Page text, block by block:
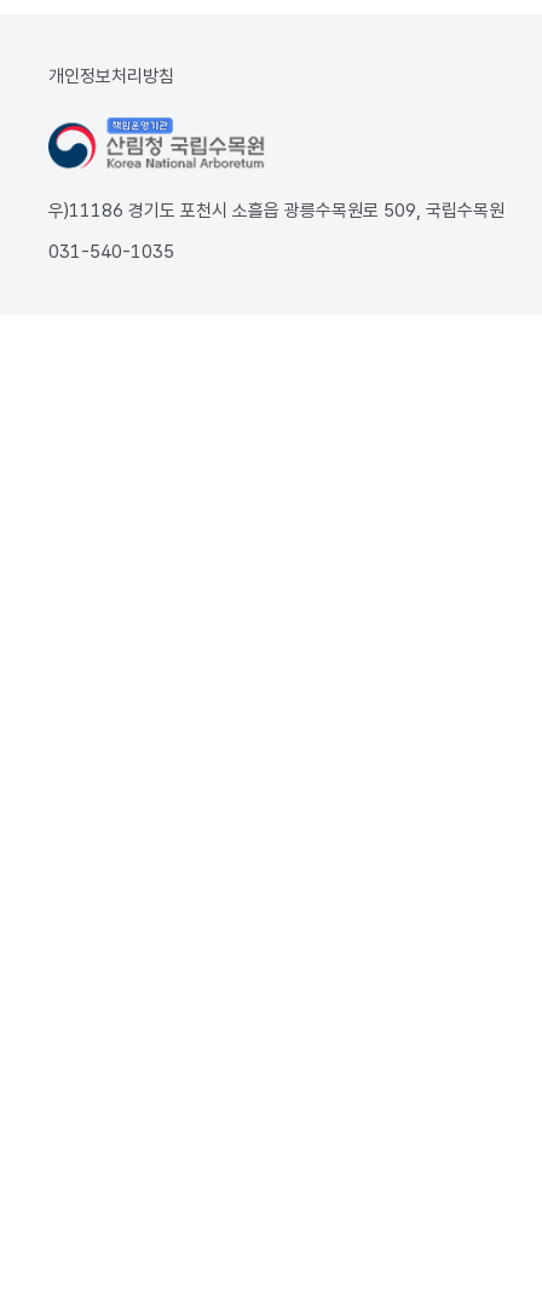
개인정보처리방침
우)11186 경기도 포천시 소흘읍 광릉수목원로 509, 국립수목원
031-540-1035